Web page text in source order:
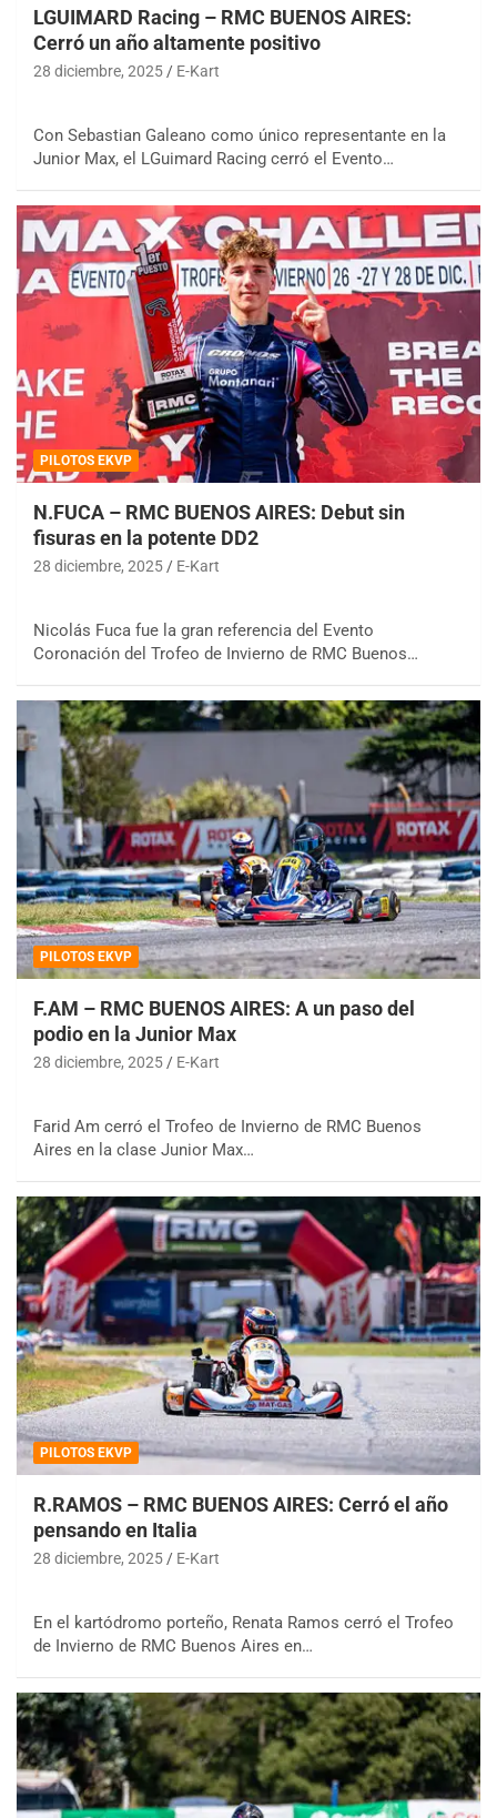
LGUIMARD Racing – RMC BUENOS AIRES:
Cerró un año altamente positivo
28 diciembre, 2025 E-Kart
Con Sebastian Galeano como único representante en la
Junior Max, el LGuimard Racing cerró el Evento…
PILOTOS EKVP
N.FUCA – RMC BUENOS AIRES: Debut sin
fisuras en la potente DD2
28 diciembre, 2025 E-Kart
Nicolás Fuca fue la gran referencia del Evento
Coronación del Trofeo de Invierno de RMC Buenos…
PILOTOS EKVP
F.AM – RMC BUENOS AIRES: A un paso del
podio en la Junior Max
28 diciembre, 2025 E-Kart
Farid Am cerró el Trofeo de Invierno de RMC Buenos
Aires en la clase Junior Max…
PILOTOS EKVP
R.RAMOS – RMC BUENOS AIRES: Cerró el año
pensando en Italia
28 diciembre, 2025 E-Kart
En el kartódromo porteño, Renata Ramos cerró el Trofeo
de Invierno de RMC Buenos Aires en…